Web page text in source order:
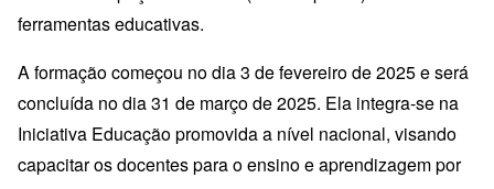
ferramentas educativas.
A formação começou no dia 3 de fevereiro de 2025 e será
concluída no dia 31 de março de 2025. Ela integra-se na
Iniciativa Educação promovida a nível nacional, visando
capacitar os docentes para o ensino e aprendizagem por